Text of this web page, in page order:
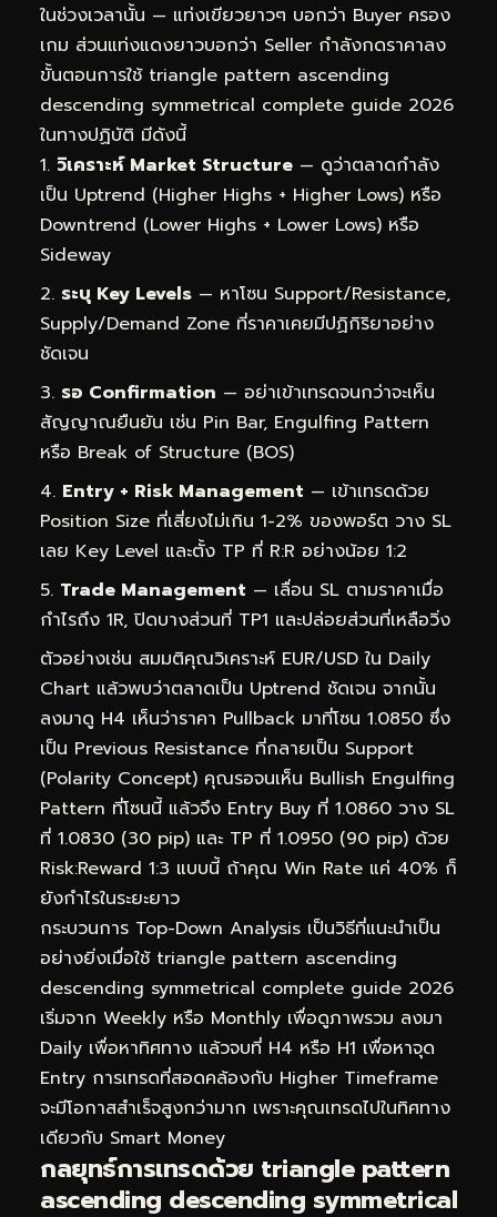
ในช่วงเวลานั้น — แท่งเขียวยาวๆ บอกว่า Buyer ครอง
เกม ส่วนแท่งแดงยาวบอกว่า Seller กำลังกดราคาลง
ขั้นตอนการใช้ triangle pattern ascending
descending symmetrical complete guide 2026
ในทางปฏิบัติ มีดังนี้
วิเคราะห์ Market Structure — ดูว่าตลาดกำลัง
เป็น Uptrend (Higher Highs + Higher Lows) หรือ
Downtrend (Lower Highs + Lower Lows) หรือ
Sideway
ระบุ Key Levels — หาโซน Support/Resistance,
Supply/Demand Zone ที่ราคาเคยมีปฏิกิริยาอย่าง
ชัดเจน
รอ Confirmation — อย่าเข้าเทรดจนกว่าจะเห็น
สัญญาณยืนยัน เช่น Pin Bar, Engulfing Pattern
หรือ Break of Structure (BOS)
Entry + Risk Management — เข้าเทรดด้วย
Position Size ที่เสี่ยงไม่เกิน 1-2% ของพอร์ต วาง SL
เลย Key Level และตั้ง TP ที่ R:R อย่างน้อย 1:2
Trade Management — เลื่อน SL ตามราคาเมื่อ
กำไรถึง 1R, ปิดบางส่วนที่ TP1 และปล่อยส่วนที่เหลือวิ่ง
ตัวอย่างเช่น สมมติคุณวิเคราะห์ EUR/USD ใน Daily
Chart แล้วพบว่าตลาดเป็น Uptrend ชัดเจน จากนั้น
ลงมาดู H4 เห็นว่าราคา Pullback มาที่โซน 1.0850 ซึ่ง
เป็น Previous Resistance ที่กลายเป็น Support
(Polarity Concept) คุณรอจนเห็น Bullish Engulfing
Pattern ที่โซนนี้ แล้วจึง Entry Buy ที่ 1.0860 วาง SL
ที่ 1.0830 (30 pip) และ TP ที่ 1.0950 (90 pip) ด้วย
Risk:Reward 1:3 แบบนี้ ถ้าคุณ Win Rate แค่ 40% ก็
ยังกำไรในระยะยาว
กระบวนการ Top-Down Analysis เป็นวิธีที่แนะนำเป็น
อย่างยิ่งเมื่อใช้ triangle pattern ascending
descending symmetrical complete guide 2026
เริ่มจาก Weekly หรือ Monthly เพื่อดูภาพรวม ลงมา
Daily เพื่อหาทิศทาง แล้วจบที่ H4 หรือ H1 เพื่อหาจุด
Entry การเทรดที่สอดคล้องกับ Higher Timeframe
จะมีโอกาสสำเร็จสูงกว่ามาก เพราะคุณเทรดไปในทิศทาง
เดียวกับ Smart Money
กลยุทธ์การเทรดด้วย triangle pattern
ascending descending symmetrical